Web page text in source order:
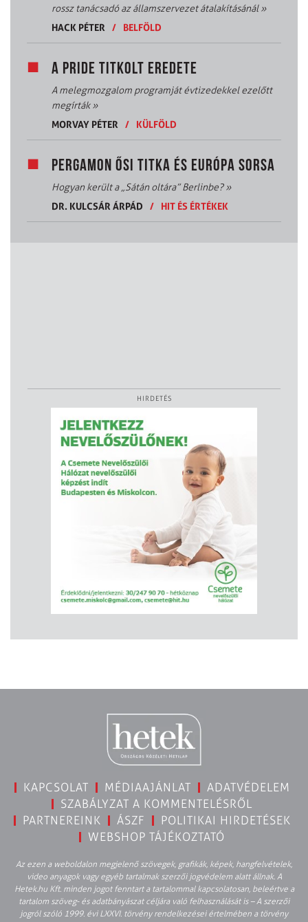
rossz tanácsadó az államszervezet átalakításánál»
HACK PÉTER
/ BELFÖLD
A PRIDE TITKOLT EREDETE
A melegmozgalom programját évtizedekkel ezelőtt
megírták»
MORVAY PÉTER
/ KÜLFÖLD
PERGAMON ŐSI TITKA ÉS EURÓPA SORSA
Hogyan került a „Sátán oltára” Berlinbe?»
DR. KULCSÁR ÁRPÁD
/ HIT ÉS ÉRTÉKEK
HIRDETÉS
KAPCSOLAT MÉDIAAJÁNLAT
ADATVÉDELEM
SZABÁLYZAT A KOMMENTELÉSRŐL
PARTNEREINK
ÁSZF
POLITIKAI HIRDETÉSEK
WEBSHOP TÁJÉKOZTATÓ
Az ezen a weboldalon megjelenő szövegek, grafikák, képek, hangfelvételek,
video anyagok vagy egyéb tartalmak szerzői jogvédelem alatt állnak. A
Hetek.hu Kft. minden jogot fenntart a tartalommal kapcsolatosan, beleértve a
tartalom szöveg- és adatbányászat céljára való felhasználását is – A szerzői
jogról szóló 1999. évi LXXVI. törvény rendelkezései értelmében a törvény